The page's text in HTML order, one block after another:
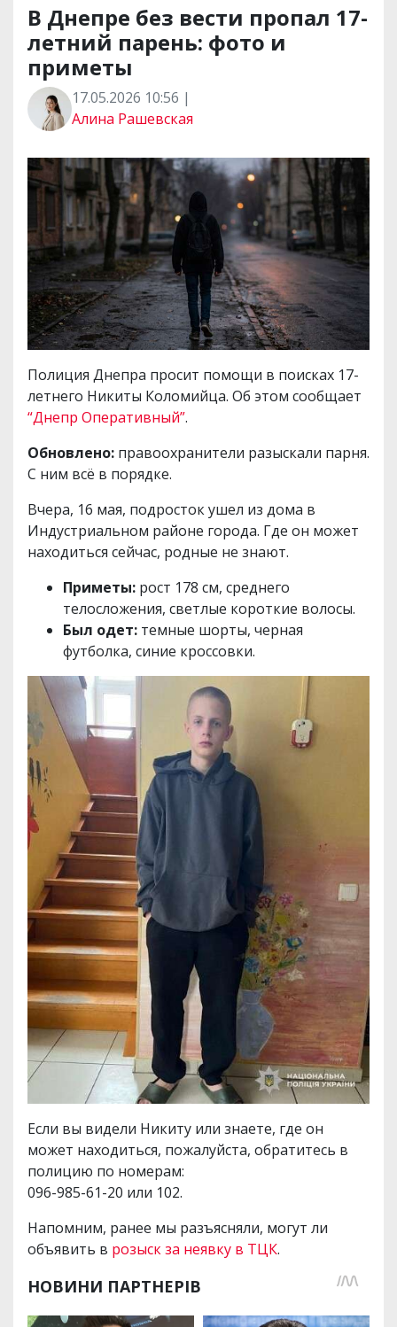
В Днепре без вести пропал 17-
летний парень: фото и
приметы
17.05.2026 10:56 |
Алина Рашевская
Полиция Днепра просит помощи в поисках 17-
летнего Никиты Коломийца. Об этом сообщает
“Днепр Оперативный”.
Обновлено: правоохранители разыскали парня.
С ним всё в порядке.
Вчера, 16 мая, подросток ушел из дома в
Индустриальном районе города. Где он может
находиться сейчас, родные не знают.
Приметы: рост 178 см, среднего
телосложения, светлые короткие волосы.
Был одет: темные шорты, черная
футболка, синие кроссовки.
Если вы видели Никиту или знаете, где он
может находиться, пожалуйста, обратитесь в
полицию по номерам:
096-985-61-20 или 102.
Напомним, ранее мы разъясняли, могут ли
объявить в розыск за неявку в ТЦК.